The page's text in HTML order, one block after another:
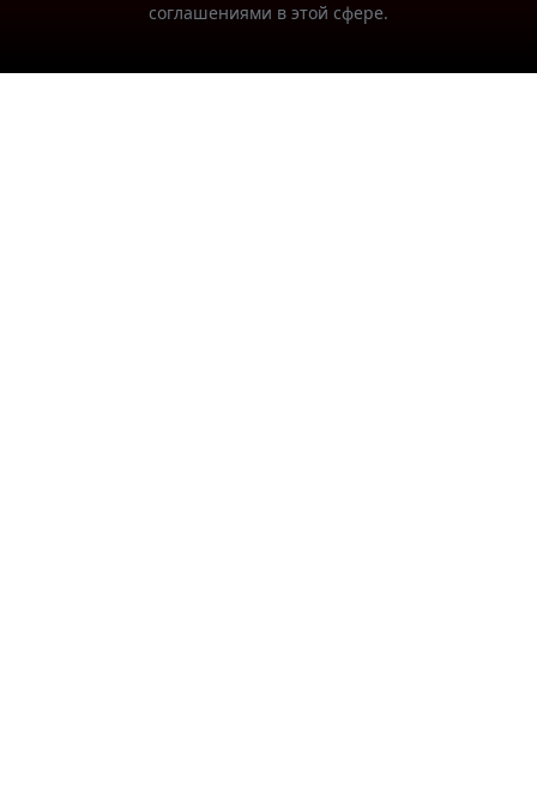
соглашениями в этой сфере.